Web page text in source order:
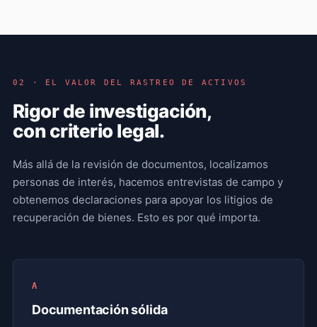
02 · EL VALOR DEL RASTREO DE ACTIVOS
Rigor de investigación,
con criterio legal.
Más allá de la revisión de documentos, localizamos
personas de interés, hacemos entrevistas de campo y
obtenemos declaraciones para apoyar los litigios de
recuperación de bienes. Esto es por qué importa.
A
Documentación sólida